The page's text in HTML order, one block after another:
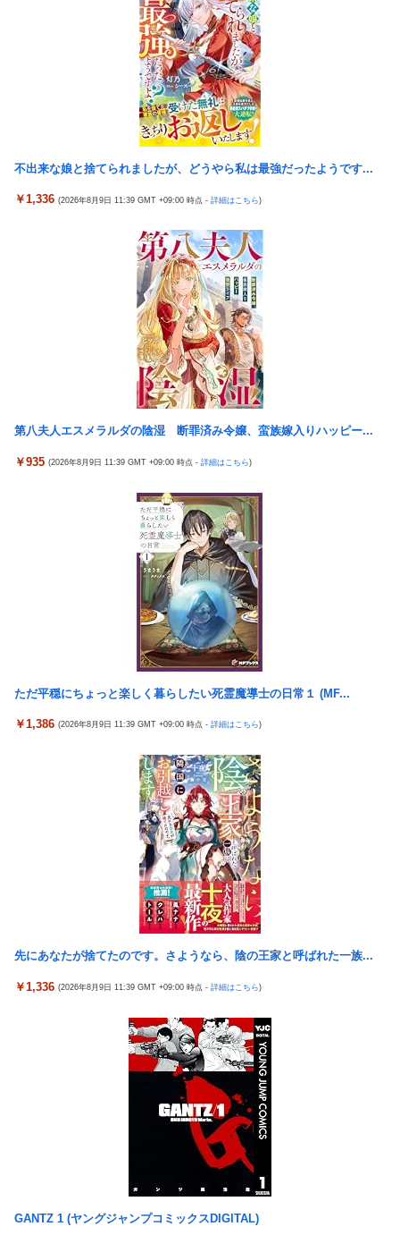
【辺野古転覆】生徒遺族、全容解明求め「再発防止を求める会」
「これを肯定的に書くとか頭がどうかしてるのか？」と某メディ
アの焚書称賛記事にツッコミ殺到、自分で本屋を作るとかそうい
う話かと思ったら……
発電方法がいまだに「タービンを回す」しかない理由ｗｗｗｗ
昭和戦隊のロボデザイン、配信で追って見ると…
【動画】 可愛い元気なバイトの女の子！ホテルへ。寝ている彼女
タトゥー彫り師さん「刺青入れてる奴は全員バカです」→30万再
【悲報】「美人すぎる県警本部長」失職ｗｗｗｗｗｗｗｗｗ
本屋に現れた異臭＆浮浪者風の男、ペタンコのボストンバッグを
パンパンにして無会計で退店！Gメンに確保され「なんで？」と
【画像】 キャミイの18万円の最新フィギュア、ガチで作り込みが
【熊本地震】 発生後に居酒屋店内から温泉が吹き出す ← これ前
アに登場してしまう……
【画像】 素人美女さん、エ○チなビデオに出演した結果ｗｗｗｗ
【試合実況】西武２軍スタメン 先発:杉山遙希（2026.8.9）
【朗報】竹内朱莉「整体で軍隊経験者と思われた。ダンス負荷
で、私の骨と筋肉はもうグチャグチャになっている」
なんでパチンコってこんな回らなくなったんだろうな…源さんと
かUCの時って1000円25ぐらい回ったもんな
欧州「日本だけ反則だろ…」 世界の『日本びいき』にヨーロッパ
【悲報】エルデンリング始めたけど難しい
村上、100マイルのシンカーを逆方向へ26号HR!!!!
GLAY・TERUとパフィー亜美のレアな夫婦ショットが公開
スマスロモンキーターンRED（セブンリーグ/山佐ネクスト）
【衝撃】痩せたい奴は「コレ」を飲むのガチでオススメｗｗｗｗ
【ウマ娘】武さんが引退したらウマ娘に実装されそう
サイバスターが一番輝いてたスパロボ
アと寄付をしている模様
【白バラ案件】高級豆腐ワイ「150g×2丁で250円か…高いけど美
味そうだし一丁買ってみるか！」
不出来な娘と捨てられましたが、どうやら私は最強だったようです...
￥1,336 (2026年8月9日 11:39 GMT +09:00 時点 - 詳細はこちら)
第八夫人エスメラルダの陰湿 断罪済み令嬢、蛮族嫁入りハッピー...
￥935 (2026年8月9日 11:39 GMT +09:00 時点 - 詳細はこちら)
ただ平穏にちょっと楽しく暮らしたい死霊魔導士の日常１ (MF...
￥1,386 (2026年8月9日 11:39 GMT +09:00 時点 - 詳細はこちら)
先にあなたが捨てたのです。さようなら、陰の王家と呼ばれた一族...
￥1,336 (2026年8月9日 11:39 GMT +09:00 時点 - 詳細はこちら)
GANTZ 1 (ヤングジャンプコミックスDIGITAL)